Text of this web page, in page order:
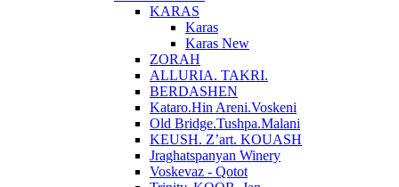
KARAS
Karas
Karas New
ZORAH
ALLURIA. TAKRI.
BERDASHEN
Kataro.Hin Areni.Voskeni
Old Bridge.Tushpa.Malani
KEUSH. Z’art. KOUASH
Jraghatspanyan Winery
Voskevaz - Qotot